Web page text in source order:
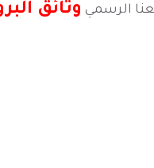
وثائق